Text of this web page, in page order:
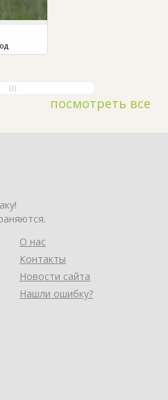
посмотреть все
О нас
Контакты
Новости сайта
Нашли ошибку?